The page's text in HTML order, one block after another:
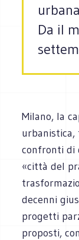
Da il
Milano, la
urbanistica,
confronti di
«città del
decenni
progetti
proposti,